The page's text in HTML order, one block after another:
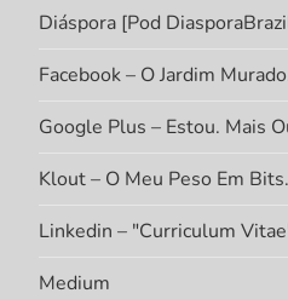
Diáspora [Pod
Facebook – O Jardim
Google Plus – Estou. Mais
Klout – O Meu Peso Em Bits.
Linkedin – "Curriculum
Medium